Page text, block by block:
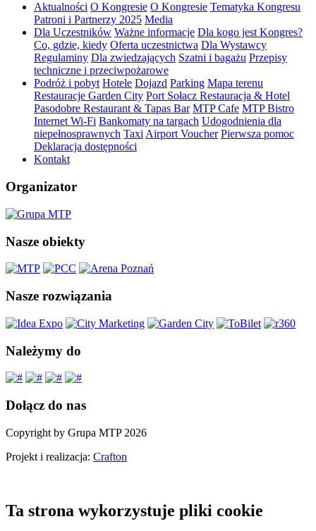
Aktualności O Kongresie O Kongresie Tematyka Kongresu
Patroni i Partnerzy 2025 Media
Dla Uczestników Ważne informacje Dla kogo jest Kongres?
Co, gdzie, kiedy Oferta uczestnictwa Dla Wystawcy
Regulaminy Dla zwiedzających Szatni i bagażu Przepisy
techniczne i przeciwpożarowe
Podróż i pobyt Hotele Dojazd Parking Mapa terenu
Restauracje Garden City Port Sołacz Restauracja & Hotel
Pasodobre Restaurant & Tapas Bar MTP Cafe MTP Bistro
Internet Wi-Fi Bankomaty na targach Udogodnienia dla
niepełnosprawnych TaxiAirport Voucher Pierwsza pomoc
Deklaracja dostępności
Kontakt
Organizator
Nasze obiekty
Nasze rozwiązania
Należymy do
Dołącz do nas
Copyright by Grupa MTP 2026
Projekt i realizacja: Crafton
Ta strona wykorzystuje pliki cookie